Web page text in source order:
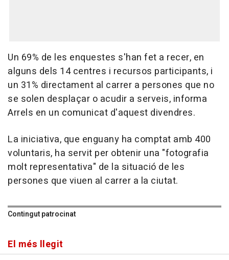
Un 69% de les enquestes s'han fet a recer, en
alguns dels 14 centres i recursos participants, i
un 31% directament al carrer a persones que no
se solen desplaçar o acudir a serveis, informa
Arrels en un comunicat d'aquest divendres.
La iniciativa, que enguany ha comptat amb 400
voluntaris, ha servit per obtenir una "fotografia
molt representativa" de la situació de les
persones que viuen al carrer a la ciutat.
Contingut patrocinat
El més llegit